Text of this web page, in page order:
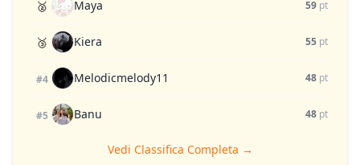
🥈 Maya 59 pt
🥉 Kiera 55 pt
#4 Melodicmelody11 48 pt
#5 Banu 48 pt
Vedi Classifica Completa →